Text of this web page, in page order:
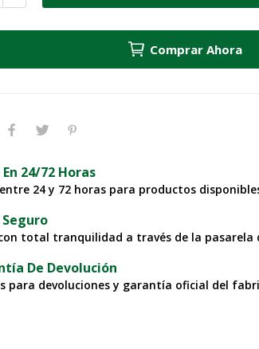
Comprar Ahora
En 24/72 Horas
24 y 72 horas para productos
total tranquilidad a través de la pasarela
De Devolución
para devoluciones y garantía oficial del